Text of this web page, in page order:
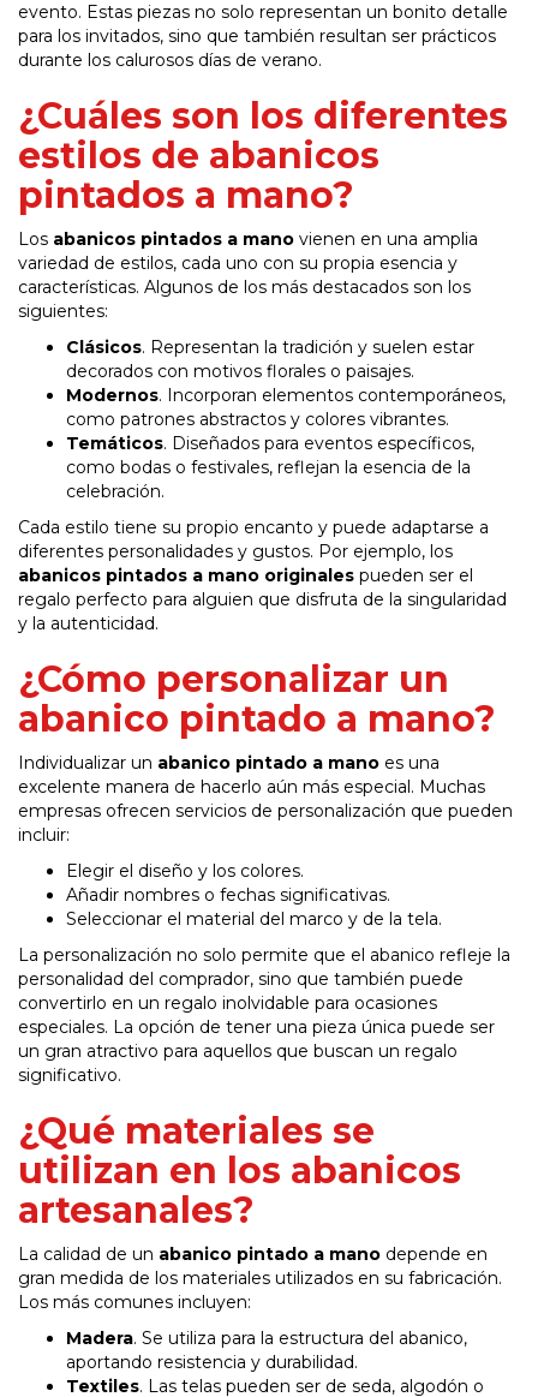
evento. Estas piezas no solo representan un bonito detalle
para los invitados, sino que también resultan ser prácticos
durante los calurosos días de verano.
¿Cuáles son los diferentes
estilos de abanicos
pintados a mano?
Los abanicos pintados a mano vienen en una amplia
variedad de estilos, cada uno con su propia esencia y
características. Algunos de los más destacados son los
siguientes:
Clásicos. Representan la tradición y suelen estar
decorados con motivos florales o paisajes.
Modernos. Incorporan elementos contemporáneos,
como patrones abstractos y colores vibrantes.
Temáticos. Diseñados para eventos específicos,
como bodas o festivales, reflejan la esencia de la
celebración.
Cada estilo tiene su propio encanto y puede adaptarse a
diferentes personalidades y gustos. Por ejemplo, los
abanicos pintados a mano originales pueden ser el
regalo perfecto para alguien que disfruta de la singularidad
y la autenticidad.
¿Cómo personalizar un
abanico pintado a mano?
Individualizar un abanico pintado a mano es una
excelente manera de hacerlo aún más especial. Muchas
empresas ofrecen servicios de personalización que pueden
incluir:
Elegir el diseño y los colores.
Añadir nombres o fechas significativas.
Seleccionar el material del marco y de la tela.
La personalización no solo permite que el abanico refleje la
personalidad del comprador, sino que también puede
convertirlo en un regalo inolvidable para ocasiones
especiales. La opción de tener una pieza única puede ser
un gran atractivo para aquellos que buscan un regalo
significativo.
¿Qué materiales se
utilizan en los abanicos
artesanales?
La calidad de un abanico pintado a mano depende en
gran medida de los materiales utilizados en su fabricación.
Los más comunes incluyen:
Madera. Se utiliza para la estructura del abanico,
aportando resistencia y durabilidad.
Textiles. Las telas pueden ser de seda, algodón o